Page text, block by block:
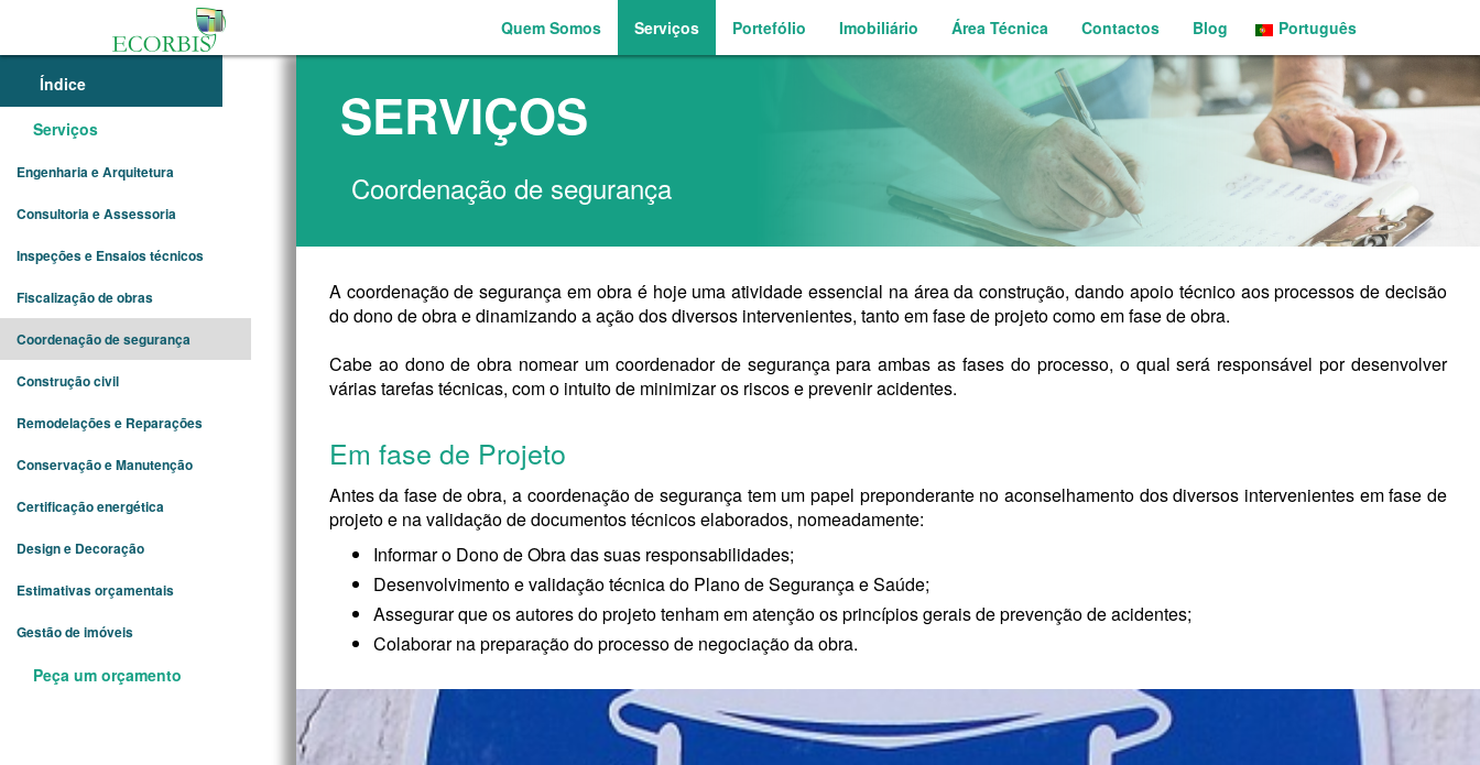
Português
English
Quem Somos Serviços Portefólio Imobiliário Área Técnica Contactos Blog
Índice
Serviços
Engenharia e Arquitetura
Consultoria e Assessoria
Inspeções e Ensaios técnicos
Fiscalização de obras
Coordenação de segurança
Construção civil
Remodelações e Reparações
Conservação e Manutenção
Certificação energética
Design e Decoração
Estimativas orçamentais
Gestão de imóveis
Peça um orçamento
SERVIÇOS
Coordenação de segurança
A coordenação de segurança em obra é hoje uma atividade essencial na área da construção, dando apoio técnico aos processos de decisão
do dono de obra e dinamizando a ação dos diversos intervenientes, tanto em fase de projeto como em fase de obra.
Cabe ao dono de obra nomear um coordenador de segurança para ambas as fases do processo, o qual será responsável por desenvolver
várias tarefas técnicas, com o intuito de minimizar os riscos e prevenir acidentes.
Em fase de Projeto
Antes da fase de obra, a coordenação de segurança tem um papel preponderante no aconselhamento dos diversos intervenientes em fase de
projeto e na validação de documentos técnicos elaborados, nomeadamente:
Informar o Dono de Obra das suas responsabilidades;
Desenvolvimento e validação técnica do Plano de Segurança e Saúde;
Assegurar que os autores do projeto tenham em atenção os princípios gerais de prevenção de acidentes;
Colaborar na preparação do processo de negociação da obra.